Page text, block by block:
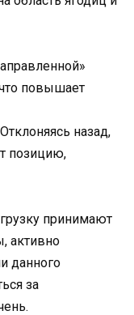
повышает
назад,
позицию,
принимают
активно
данного
за